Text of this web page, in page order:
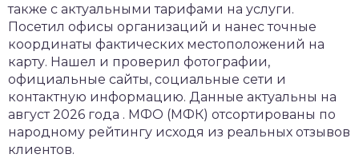
также с актуальными тарифами на услуги.
Посетил офисы организаций и нанес точные
координаты фактических местоположений на
карту. Нашел и проверил фотографии,
официальные сайты, социальные сети и
контактную информацию. Данные актуальны на
август 2026 года . МФО (МФК) отсортированы по
народному рейтингу исходя из реальных отзывов
клиентов.